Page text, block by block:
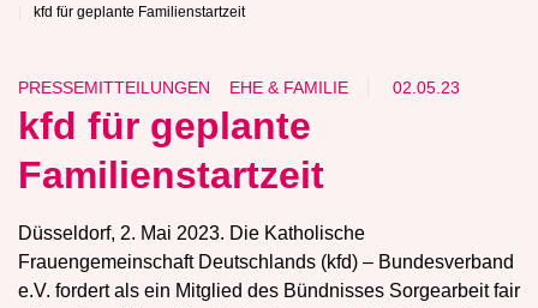
kfd für geplante Familienstartzeit
PRESSEMITTEILUNGEN EHE & FAMILIE 02.05.23
kfd für geplante
Familienstartzeit
Düsseldorf, 2. Mai 2023. Die Katholische
Frauengemeinschaft Deutschlands (kfd) – Bundesverband
e.V. fordert als ein Mitglied des Bündnisses Sorgearbeit fair